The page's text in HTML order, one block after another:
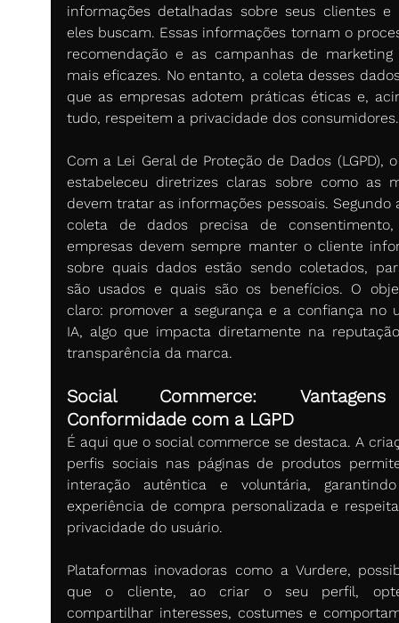
informações detalhadas sobre seus clientes e
eles buscam. Essas informações tornam o
recomendação e as campanhas de marketing
mais eficazes. No entanto, a coleta desses
que as empresas adotem práticas éticas e,
tudo, respeitem a privacidade dos
Com a Lei Geral de Proteção de Dados (LGPD),
estabeleceu diretrizes claras sobre como as
devem tratar as informações pessoais. Segundo
coleta de dados precisa de
empresas devem sempre manter o cliente
sobre quais dados estão sendo coletados,
são usados e quais são os benefícios. O
claro: promover a segurança e a confiança no
IA, algo que impacta diretamente na
transparência da marca.
Social Commerce:
Conformidade com a LGPD
É aqui que o social commerce se destaca. A
perfis sociais nas páginas de produtos
interação autêntica e voluntária,
experiência de compra personalizada e
privacidade do usuário.
Plataformas inovadoras como a Vurdere,
que o cliente, ao criar o seu perfil,
compartilhar interesses, costumes e